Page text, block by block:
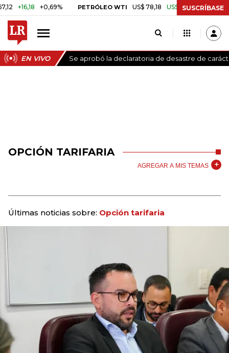
+16,18 +0,69% PETRÓLEO WTI US$ 78,18 US$ 0,17 +0,22%
SUSCRÍBASE
EN VIVO Se aprobó la declaratoria de desastre de
OPCIÓN TARIFARIA
AGREGAR A MIS TEMAS
Últimas noticias sobre: Opción tarifaria